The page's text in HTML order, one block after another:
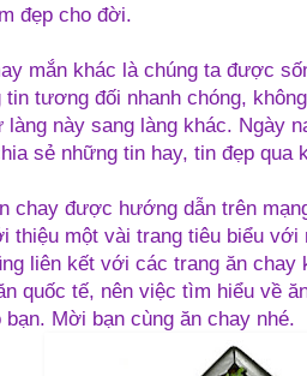
đẹp cho đời.
mắn khác là chúng ta được
tin tương đối nhanh chóng,
làng này sang làng khác. Ngày
sẻ những tin hay, tin đẹp qua
chay được hướng dẫn trên
thiệu một vài trang tiêu biểu
liên kết với các trang ăn chay
quốc tế, nên việc tìm hiểu về
Mời bạn cùng ăn chay nhé.